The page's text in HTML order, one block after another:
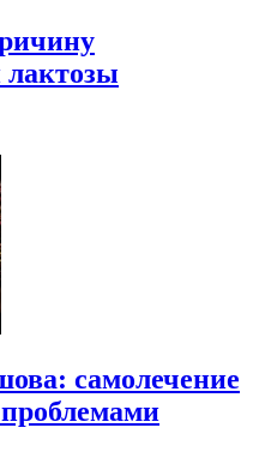
лактозы
самолечение